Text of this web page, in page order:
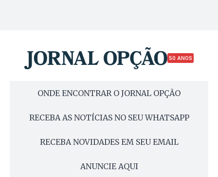
50 ANOS
ONDE ENCONTRAR O JORNAL OPÇÃO
RECEBA AS NOTÍCIAS NO SEU WHATSAPP
RECEBA NOVIDADES EM SEU EMAIL
ANUNCIE AQUI